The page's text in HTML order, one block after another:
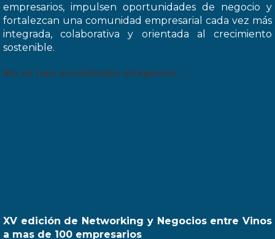
empresarios, impulsen oportunidades de negocio y
fortalezcan una comunidad empresarial cada vez más
integrada, colaborativa y orientada al crecimiento
sostenible.
No se han encontrado imágenes.
XV edición de Networking y Negocios entre Vinos
a mas de 100 empresarios